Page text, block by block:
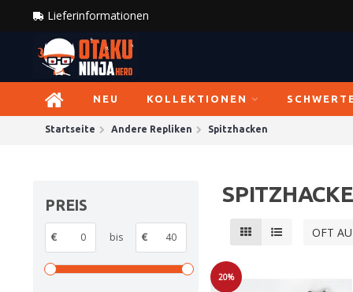
Lieferinformationen
NEU KOLLEKTIONEN
Startseite Andere Repliken Spitzhacken
PREIS
€ bis € OFT
20%